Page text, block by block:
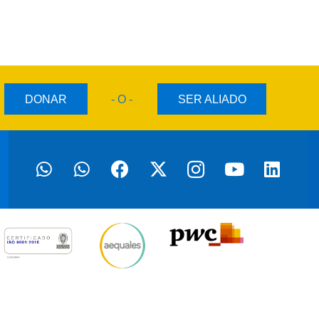
DONAR - O - SER ALIADO